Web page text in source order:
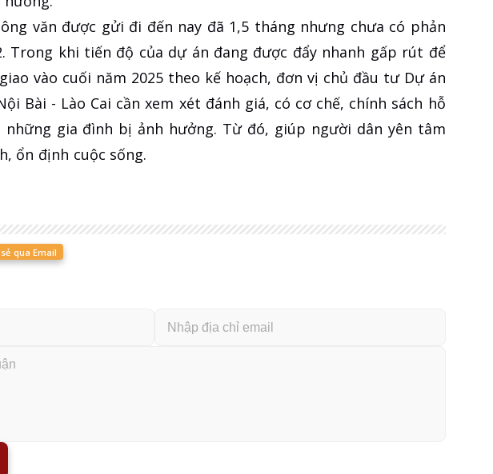
văn được gửi đi đến nay đã 1,5 tháng nhưng chưa có phản
Trong khi tiến độ của dự án đang được đẩy nhanh gấp rút để
vào cuối năm 2025 theo kế hoạch, đơn vị chủ đầu tư Dự án
Bài - Lào Cai cần xem xét đánh giá, có cơ chế, chính sách hỗ
gia đình bị ảnh hưởng. Từ đó, giúp người dân yên tâm
ổn định cuộc sống.
qua Email